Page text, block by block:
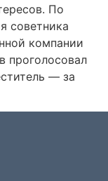
По
советника
компании
проголосовал
— за